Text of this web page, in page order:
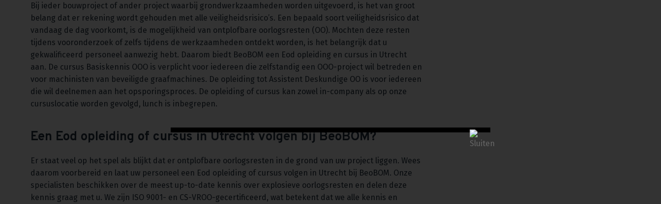
Bij ieder bouwproject of ander project waarbij grondwerkzaamheden worden uitgevoerd, is het van groot
belang dat er rekening wordt gehouden met alle veiligheidsrisico’s. Een bepaald soort veiligheidsrisico dat
vandaag de dag voorkomt, is de mogelijkheid van ontplofbare oorlogsresten (OO). Mochten deze resten
tijdens vooronderzoek of zelfs tijdens de werkzaamheden ontdekt worden, is het belangrijk dat u
gekwalificeerd personeel aanwezig hebt. Daarom biedt BeoBOM een Eod opleiding en cursus in Utrecht
aan. De cursus Basiskennis OOO is verplicht voor iedereen die zelfstandig een OOO-project wil betreden en
voor machinisten van beveiligde graafmachines. De opleiding tot Assistent Deskundige OO is voor iedereen
die wil deelnemen aan het opsporingsproces. De opleiding of cursus kan zowel in-company als op onze
cursuslocatie worden gevolgd, lunch is inbegrepen.
Een Eod opleiding of cursus in Utrecht volgen bij BeoBOM?
Er staat veel op het spel als blijkt dat er ontplofbare oorlogsresten in de grond van uw project liggen. Wees
daarom voorbereid en laat uw personeel een Eod opleiding of cursus volgen in Utrecht bij BeoBOM. Onze
specialisten beschikken over de meest up-to-date kennis over explosieve oorlogsresten en delen deze
kennis graag met u. We zijn ISO 9001- en CS-VROO-gecertificeerd, wat betekent dat we alle kennis en